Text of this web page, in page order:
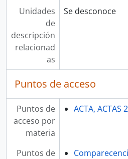
Unidades
de
descripción
relacionad
as
Se desconoce
Puntos de acceso
Puntos de
acceso por
materia
ACTA, ACTAS
Puntos de